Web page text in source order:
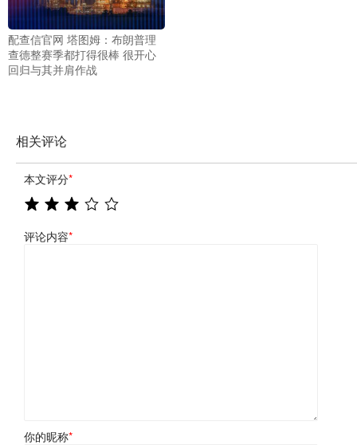
配查信官网 塔图姆：布朗普理
查德整赛季都打得很棒 很开心
回归与其并肩作战
相关评论
本文评分*
评论内容*
你的昵称*